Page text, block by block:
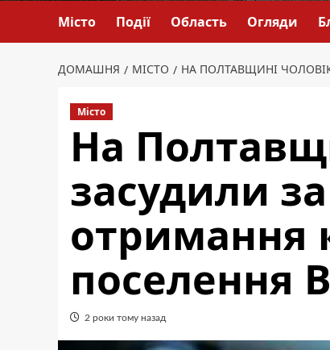
Місто Події Область Огляди
ДОМАШНЯ МІСТО НА ПОЛТАВЩИНІ
Місто
На
засудили
отримання
поселення
2 роки тому назад